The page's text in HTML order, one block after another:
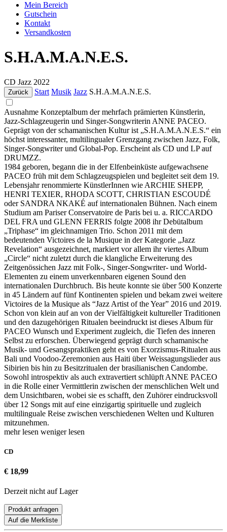
Mein Bereich
Gutschein
Kontakt
Versandkosten
S.H.A.M.A.N.E.S.
CD Jazz 2022
Zurück Start Musik Jazz S.H.A.M.A.N.E.S.
Ausnahme Konzeptalbum der mehrfach prämierten Künstlerin,
Jazz-Schlagzeugerin und Singer-Songwriterin ANNE PACEO.
Geprägt von der schamanischen Kultur ist „S.H.A.M.A.N.E.S.“ ein
höchst interessanter, multilingualer Grenzgang zwischen Jazz, Folk,
Singer-Songwriter und Global-Pop. Erscheint als CD und LP auf
DRUMZZ.
1984 geboren, begann die in der Elfenbeinküste aufgewachsene
PACEO früh mit dem Schlagzeugspielen und begleitet seit dem 19.
Lebensjahr renommierte KünstlerInnen wie ARCHIE SHEPP,
HENRI TEXIER, RHODA SCOTT, CHRISTIAN ESCOUDÉ
oder SANDRA NKAKÉ auf internationalen Bühnen. Nach einem
Studium am Pariser Conservatoire de Paris bei u. a. RICCARDO
DEL FRA und GLENN FERRIS folgte 2008 ihr Debütalbum
„Triphase“ im gleichnamigen Trio. Schon 2011 mit dem
bedeutenden Victoires de la Musique in der Kategorie „Jazz
Revelation“ ausgezeichnet, markiert vor allem ihr viertes Album
„Circle“ nicht zuletzt durch die klangliche Erweiterung des
Zeitgenössichen Jazz mit Folk-, Singer-Songwriter- und World-
Elementen zu einem unverkennbaren eigenen Sound den
internationalen Durchbruch. Bis heute konnte sie über 500 Konzerte
in 45 Ländern auf fünf Kontinenten spielen und bekam zwei weitere
Victoires de la Musique als “Jazz Artist of the Year” 2016 und 2019.
Schon von klein auf an von der Vielfältigkeit kultureller Traditionen
und den dazugehörigen Ritualen beeindruckt ist dieses Album für
PACEO Wunsch und Experiment zugleich, die Tiefen des inneren
Selbst zu erforschen. Überwiegend geprägt durch schamanische
Musik- und Gesangspraktiken geht es von Exorzismus-Ritualen aus
Bali und Voodoo-Zeremonien aus Haiti über Weissagungslieder aus
Sibirien bis hin zu Besitzritualen der brasilianischen Candombe.
Sowohl introspektiv als auch extravertiert schlüpft ANNE PACEO
in die Rolle einer Vermittlerin zwischen der menschlichen Welt und
dem Unsichtbaren, wobei sie es schafft, den Zuhörer eindrucksvoll
über 12 Songs mit auf eine einzigartig spirituelle und zugleich
multilinguale Reise zwischen verschiedenen Welten und Kulturen
mitzunehmen.
mehr lesen weniger lesen
CD
€ 18,99
Derzeit nicht auf Lager
Produkt anfragen
Auf die Merkliste